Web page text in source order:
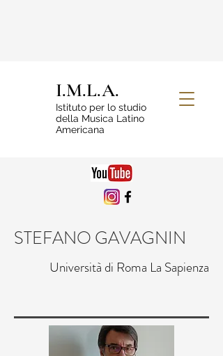
I.M.L.A.
Istituto per lo studio
della Musica Latino
Americana
STEFANO GAVAGNIN
Università di Roma La Sapienza